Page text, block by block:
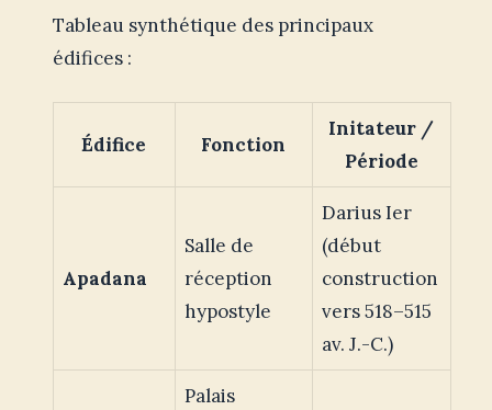
Tableau synthétique des principaux
édifices :
Édifice Fonction
Initateur /
Période
Apadana
Salle de
réception
hypostyle
Darius Ier
(début
construction
vers 518–515
av. J.-C.)
Palais